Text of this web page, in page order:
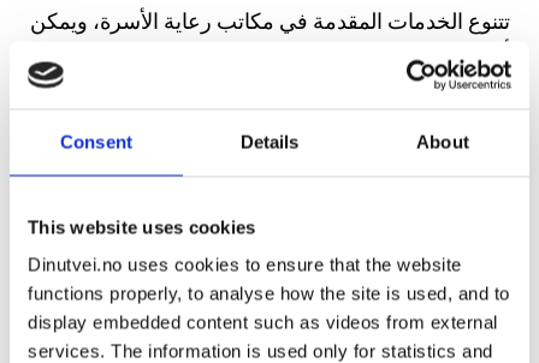
Consent Details About
This website uses cookies
Dinutvei.no uses cookies to ensure that the website
functions properly, to analyse how the site is used, and to
display embedded content such as videos from external
services. The information is used only for statistics and
تتنوع الخدمات المقدمة في مكاتب رعاية الأسرة، ويمكن
أن تتضمن
علاج الأزواج، والعلاج الأسري
دورات إدارة الغضب والإرشاد بخصوص إدارة الغضب
التحكيم في حالة الانفصال وإنهاء العلاقة، والمساعدة
فيما يتعلق بحقوق الزيارات والتعاون بين الوالدين
تقديم برامج دعم العلاقات المتنوعة والاستشارات
للوالدين